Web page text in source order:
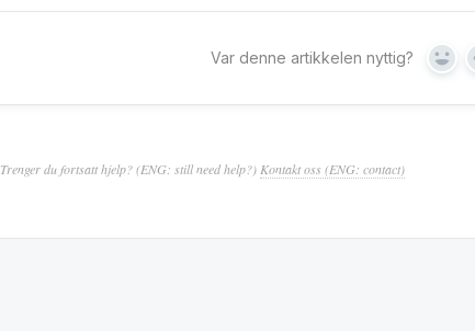
Var denne artikkelen nyttig? Yes
Trenger du fortsatt hjelp? (ENG: still need help?) Kontakt oss (ENG: contact)